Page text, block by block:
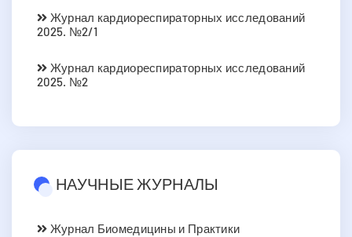
Журнал кардиореспираторных исследований
2025. №2/1
Журнал кардиореспираторных исследований
2025. №2
НАУЧНЫЕ ЖУРНАЛЫ
Журнал Биомедицины и Практики